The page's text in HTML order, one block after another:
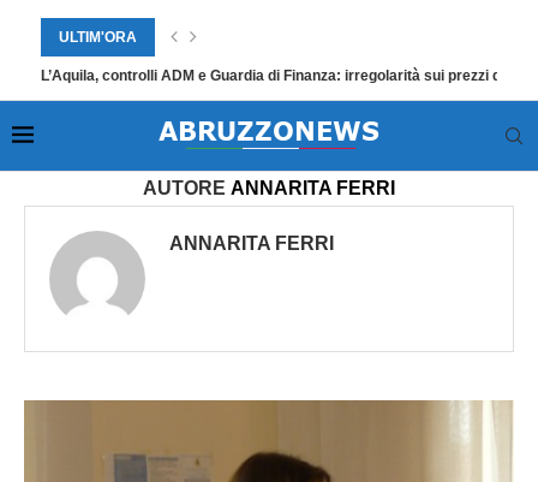
ULTIM'ORA
L’Aquila, controlli ADM e Guardia di Finanza: irregolarità sui prezzi dei
Home Archivi per Annarita Ferri»Pagina 3
AUTORE ANNARITA FERRI
ANNARITA FERRI